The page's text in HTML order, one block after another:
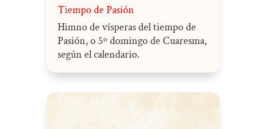
Tiempo de Pasión
Himno de vísperas del tiempo de
Pasión, o 5º domingo de Cuaresma,
según el calendario.